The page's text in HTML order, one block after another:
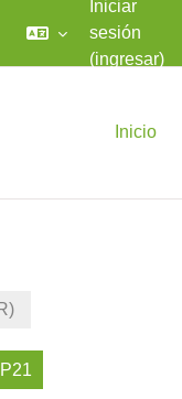
Iniciar
sesión
(ingresar)
Inicio